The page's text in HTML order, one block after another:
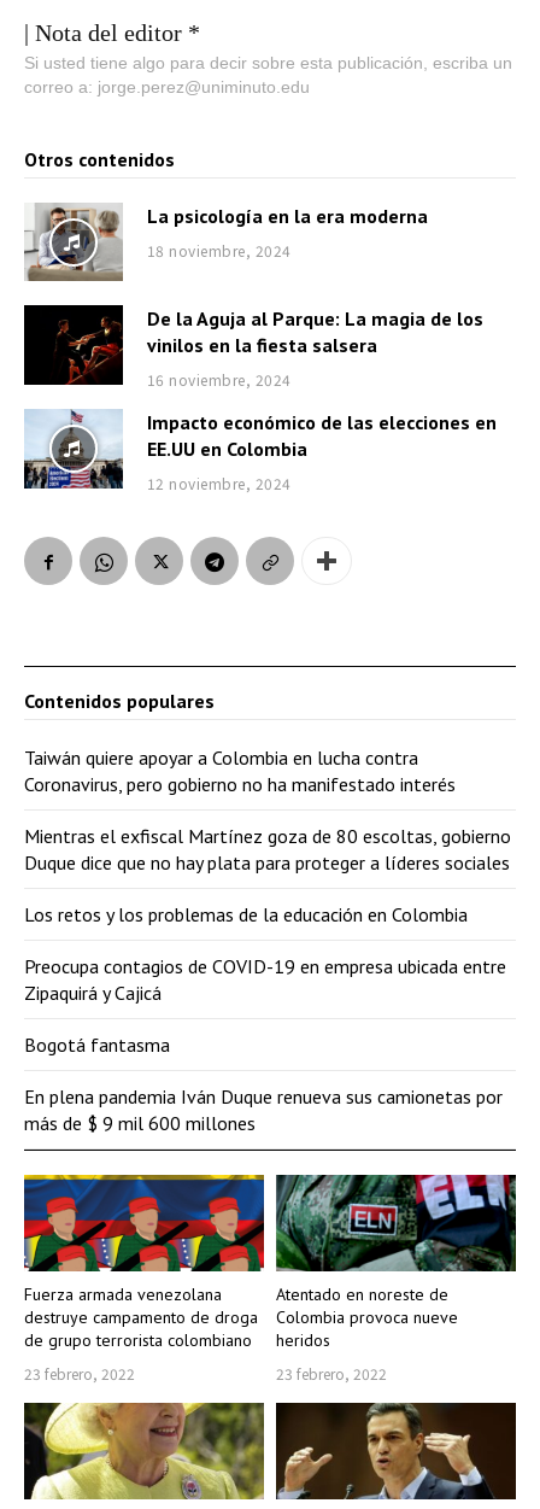
| Nota del editor *
Si usted tiene algo para decir sobre esta publicación, escriba un
correo a: jorge.perez@uniminuto.edu
Otros contenidos
La psicología en la era moderna
18 noviembre, 2024
De la Aguja al Parque: La magia de los
vinilos en la fiesta salsera
16 noviembre, 2024
Impacto económico de las elecciones en
EE.UU en Colombia
12 noviembre, 2024
Fuerza armada venezolana
destruye campamento de droga
de grupo terrorista colombiano
23 febrero, 2022
Atentado en noreste de
Colombia provoca nueve
heridos
23 febrero, 2022
Contenidos populares
Taiwán quiere apoyar a Colombia en lucha contra
Coronavirus, pero gobierno no ha manifestado interés
Mientras el exfiscal Martínez goza de 80 escoltas, gobierno
Duque dice que no hay plata para proteger a líderes sociales
Los retos y los problemas de la educación en Colombia
Preocupa contagios de COVID-19 en empresa ubicada entre
Zipaquirá y Cajicá
Bogotá fantasma
En plena pandemia Iván Duque renueva sus camionetas por
más de $ 9 mil 600 millones